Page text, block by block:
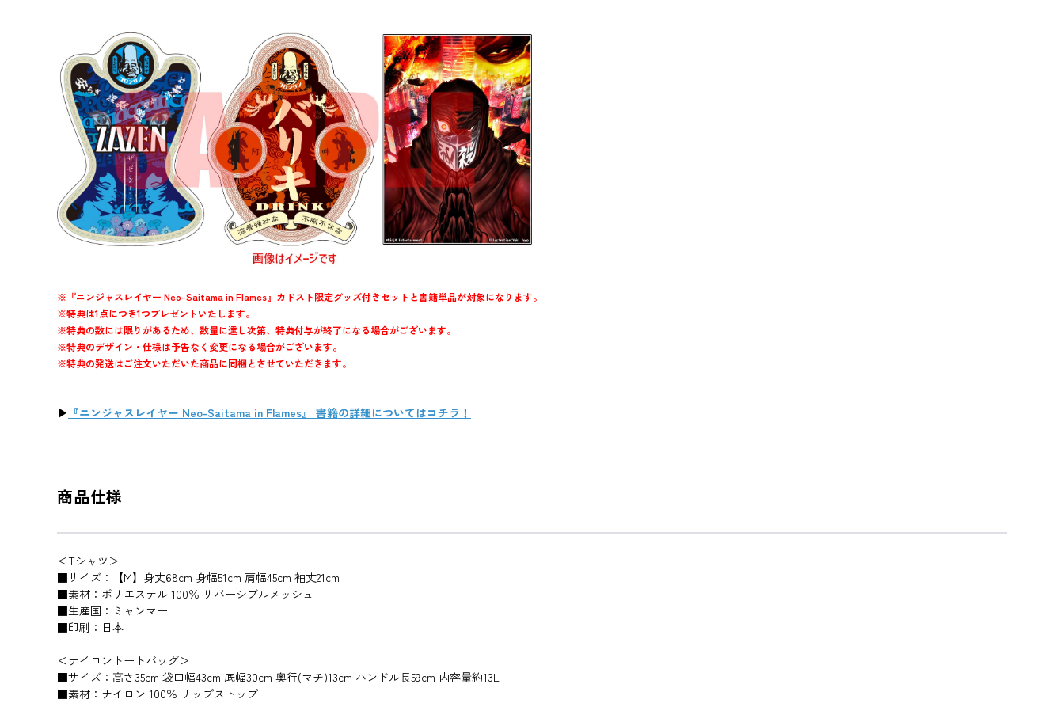
※『ニンジャスレイヤー Neo-Saitama in Flames』カドスト限定グッズ付きセットと書籍単品が対象になります。
※特典は1点につき1つプレゼントいたします。
※特典の数には限りがあるため、数量に達し次第、特典付与が終了になる場合がございます。
※特典のデザイン・仕様は予告なく変更になる場合がございます。
※特典の発送はご注文いただいた商品に同梱とさせていただきます。
▶ 『ニンジャスレイヤー Neo-Saitama in Flames』 書籍の詳細についてはコチラ！
商品仕様
＜Tシャツ＞
■サイズ：【M】身丈68cm 身幅51cm 肩幅45cm 袖丈21cm
■素材：ポリエステル 100％ リバーシブルメッシュ
■生産国：ミャンマー
■印刷：日本
＜ナイロントートバッグ＞
■サイズ：高さ35cm 袋口幅43cm 底幅30cm 奥行(マチ)13cm ハンドル長59cm 内容量約13L
■素材：ナイロン 100％ リップストップ